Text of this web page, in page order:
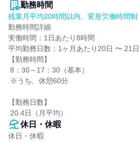
勤務時間
残業月平均20時間以内、変形労働時間制
勤務時間詳細
実働時間：1日あたり8時間
平均勤務日数：1ヶ月あたり20日 〜 21日
【勤務時間】
【勤務日数】
20.4日（月平均）
休日・休暇
休日・休暇